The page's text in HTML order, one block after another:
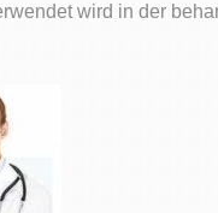
wird in der